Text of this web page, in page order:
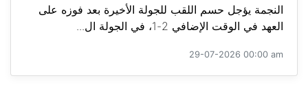
النجمة يؤجل حسم اللقب للجولة الأخيرة بعد فوزه على
العهد في الوقت الإضافي 2-1، في الجولة ال...
29-07-2026 00:00 am